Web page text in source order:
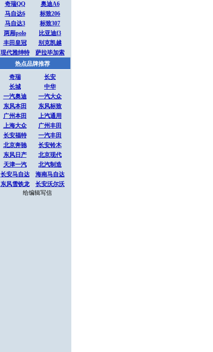
奇瑞QQ
奥迪A6
马自达6
标致206
马自达3
标致307
两厢polo
比亚迪f3
丰田皇冠
别克凯越
现代雅绅特
萨拉毕加索
热点品牌推荐
奇瑞
长安
长城
中华
一汽奥迪
一汽大众
东风本田
东风标致
广州本田
上汽通用
上海大众
广州丰田
长安福特
一汽丰田
北京奔驰
长安铃木
东风日产
北京现代
天津一汽
北汽制造
长安马自达
海南马自达
东风雪铁龙
长安沃尔沃
给编辑写信